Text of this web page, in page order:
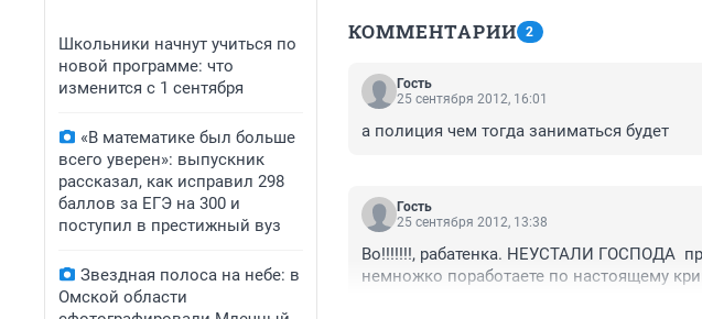
Школьники начнут учиться по
новой программе: что
изменится с 1 сентября
«В математике был больше
всего уверен»: выпускник
рассказал, как исправил 298
баллов за ЕГЭ на 300 и
поступил в престижный вуз
Звездная полоса на небе: в
Омской области
КОММЕНТАРИИ 2
Гость
25 сентября 2012, 16:01
а полиция чем тогда заниматься будет
Гость
25 сентября 2012, 13:38
Во!!!!!!!, рабатенка. НЕУСТАЛИ ГОСПОДА
немножко поработаете по настоящему